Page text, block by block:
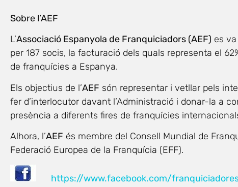
Sobre l’AEF
L’Associació Espanyola de Franquiciadors (AEF) es
per 187 socis, la facturació dels quals representa el
de franquícies a Espanya.
Els objectius de l’AEF són representar i vetllar pels
fer d’interlocutor davant l’Administració i donar-la a
presència a diferents fires de franquícies
Alhora, l’AEF és membre del Consell Mundial de
Federació Europea de la Franquícia (EFF).
https://www.facebook.com/